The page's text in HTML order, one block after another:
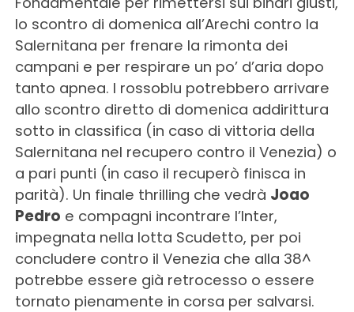
lo scontro di domenica all’Arechi contro la
Salernitana per frenare la rimonta dei
campani e per respirare un po’ d’aria dopo
tanto apnea. I rossoblu potrebbero arrivare
allo scontro diretto di domenica addirittura
sotto in classifica (in caso di vittoria della
Salernitana nel recupero contro il Venezia) o
a pari punti (in caso il recuperò finisca in
parità). Un finale thrilling che vedrà Joao
Pedro e compagni incontrare l’Inter,
impegnata nella lotta Scudetto, per poi
concludere contro il Venezia che alla 38^
potrebbe essere già retrocesso o essere
tornato pienamente in corsa per salvarsi.